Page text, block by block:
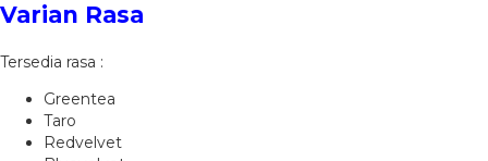
Varian Rasa
Tersedia rasa :
Greentea
Taro
Redvelvet